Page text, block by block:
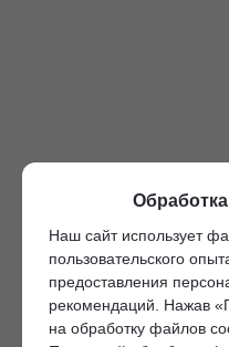
Наш сайт использует
пользовательского
предоставления
рекомендаций. Нажав
на обработку файлов